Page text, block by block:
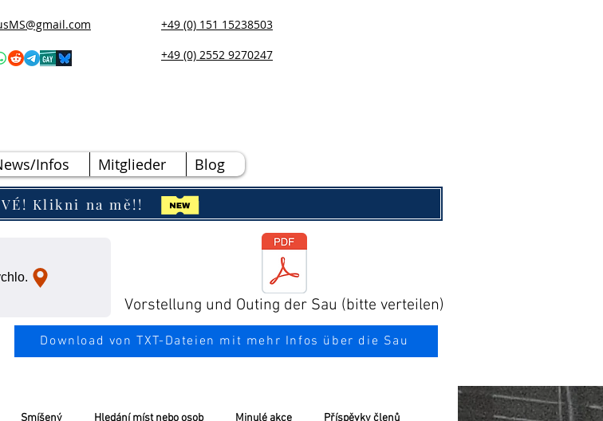
+49 (0) 151 15238503
+49 (0) 2552 9270247
Infos Mitglieder Blog
Klikni na mě!!
Vorstellung und Outing der Sau (bitte verteilen)
Download von TXT-Dateien mit mehr Infos über die Sau
Smíšený Hledání míst nebo osob Minulé akce Příspěvky členů